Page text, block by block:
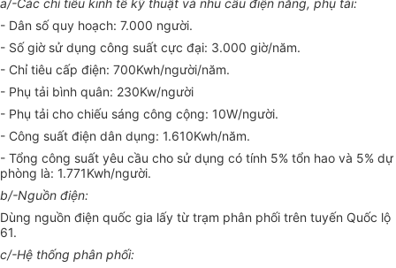
a/-Các chỉ tiêu kinh tế kỹ thuật và nhu cầu điện năng, phụ tải:
- Dân số quy hoạch: 7.000 người.
- Số giờ sử dụng công suất cực đại: 3.000 giờ/năm.
- Chỉ tiêu cấp điện: 700Kwh/người/năm.
- Phụ tải bình quân: 230Kw/người
- Phụ tải cho chiếu sáng công cộng: 10W/người.
- Công suất điện dân dụng: 1.610Kwh/năm.
- Tổng công suất yêu cầu cho sử dụng có tính 5% tổn hao và 5% dự
phòng là: 1.771Kwh/người.
b/-Nguồn điện:
Dùng nguồn điện quốc gia lấy từ trạm phân phối trên tuyến Quốc lộ
61.
c/-Hệ thống phân phối: